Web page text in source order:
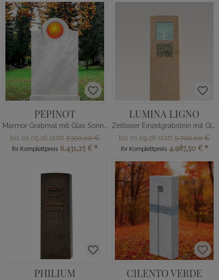
PEPINOT
Marmor Grabmal mit Glas Sonne
bis 01.09.26 statt7.350,00 €
Ihr Komplettpreis 6.431,25 € *
LUMINA LIGNO
Zeitloser Einzelgrabstein mit Glas & Kalkstein
bis 01.09.26 statt 5.700,00 €
Ihr Komplettpreis 4.987,50 € *
PHILIUM CILENTO VERDE